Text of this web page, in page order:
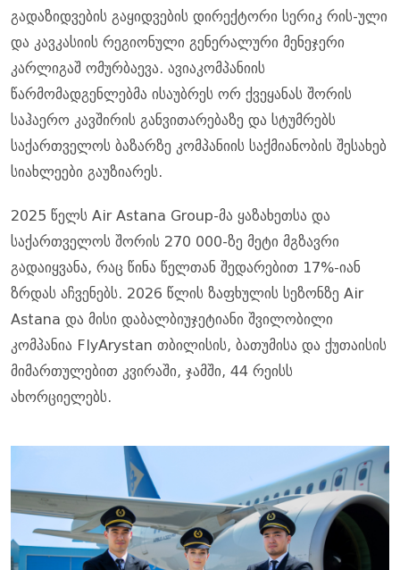
გადაზიდვების გაყიდვების დირექტორი სერიკ რის-ული
და კავკასიის რეგიონული გენერალური მენეჯერი
კარლიგაშ ომურბაევა. ავიაკომპანიის
წარმომადგენლებმა ისაუბრეს ორ ქვეყანას შორის
საჰაერო კავშირის განვითარებაზე და სტუმრებს
საქართველოს ბაზარზე კომპანიის საქმიანობის შესახებ
სიახლეები გაუზიარეს.
2025 წელს Air Astana Group-მა ყაზახეთსა და
საქართველოს შორის 270 000-ზე მეტი მგზავრი
გადაიყვანა, რაც წინა წელთან შედარებით 17%-იან
ზრდას აჩვენებს. 2026 წლის ზაფხულის სეზონზე Air
Astana და მისი დაბალბიუჯეტიანი შვილობილი
კომპანია FlyArystan თბილისის, ბათუმისა და ქუთაისის
მიმართულებით კვირაში, ჯამში, 44 რეისს
ახორციელებს.